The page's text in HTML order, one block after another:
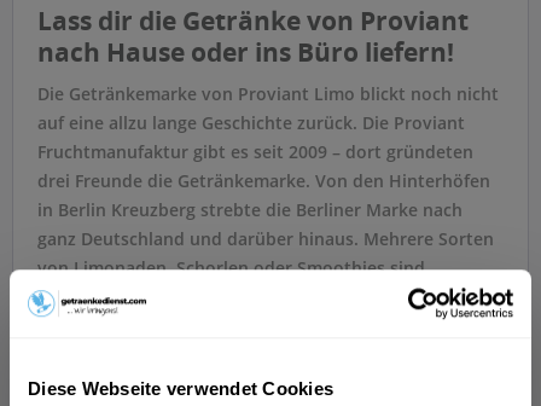
Diese Webseite verwendet Cookies
Lass dir die Getränke von Proviant
nach Hause oder ins Büro liefern!
Die Getränkemarke von Proviant Limo blickt noch nicht
auf eine allzu lange Geschichte zurück. Die Proviant
Fruchtmanufaktur gibt es seit 2009 – dort gründeten
drei Freunde die Getränkemarke. Von den Hinterhöfen
in Berlin Kreuzberg strebte die Berliner Marke nach
ganz Deutschland und darüber hinaus. Mehrere Sorten
von Limonaden, Schorlen oder Smoothies sind
erhältlich. Bei allen Getränken von Proviant Limo legen
die Entwickler großen Wert auf Qualität, Individualität